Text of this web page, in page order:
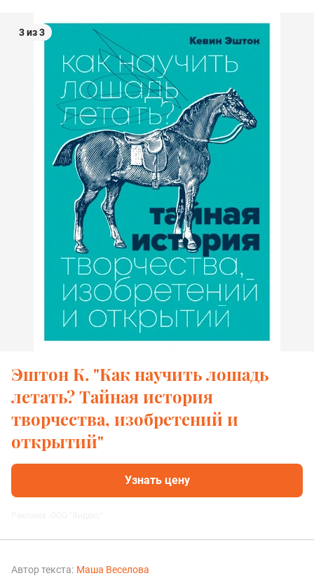
3 из 3
Эштон К. "Как научить лошадь
летать? Тайная история
творчества, изобретений и
открытий"
Узнать цену
Автор текста: Маша Веселова